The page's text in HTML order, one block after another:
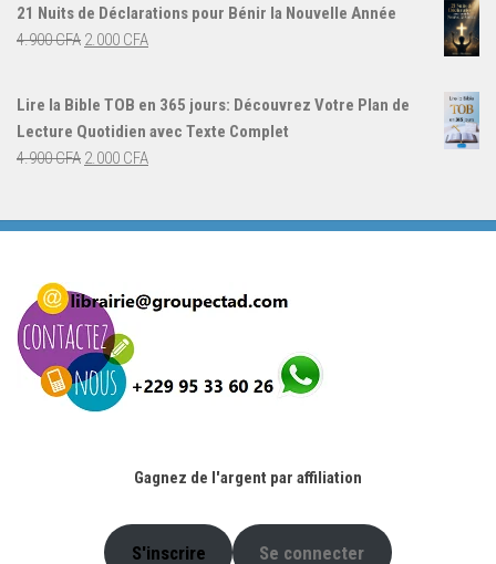
4.000 CFA.3.000 CFA.
21 Nuits de Déclarations pour Bénir la Nouvelle Année
4.900CFA Le
4.900 CFA.
2.000 CFALe
Lire la Bible TOB en 365 jours: Découvrez Votre Plan de
Lecture Quotidien avec Texte Complet
4.900CFA Le
était :
2.000 CFALe
est :
Gagnez de l'argent par affiliation
S'inscrire Se connecter